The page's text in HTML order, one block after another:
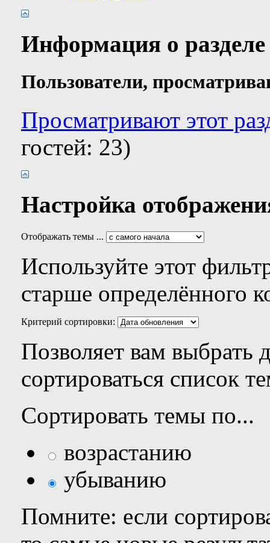
Информация о
Пользователи,
Просматривают этот
гостей: 23)
Настройка
Отображать темы ...
Используйте этот
старше определённого
Критерий сортировки:
Позволяет вам выбрать
сортироваться список
Сортировать темы по...
возрастанию
убыванию
Помните: если